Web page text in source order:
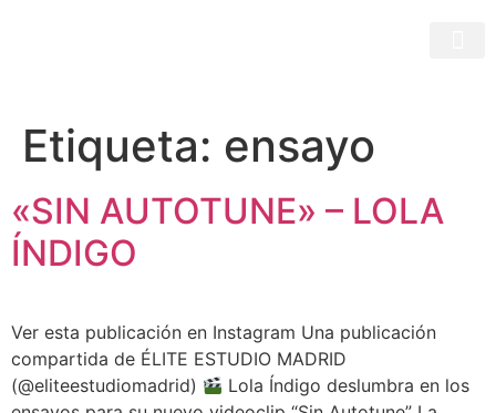
Etiqueta: ensayo
«SIN AUTOTUNE» – LOLA
ÍNDIGO
Ver esta publicación en Instagram Una publicación
compartida de ÉLITE ESTUDIO MADRID
(@eliteestudiomadrid)
Lola Índigo deslumbra en los